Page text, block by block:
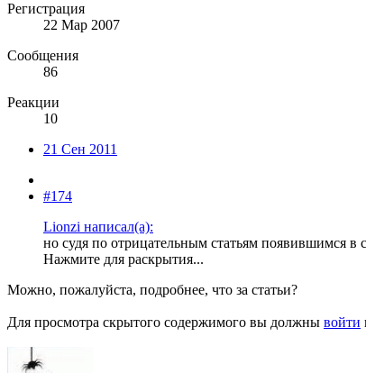
Регистрация
22 Мар 2007
Сообщения
86
Реакции
10
21 Сен 2011
#174
Lionzi написал(а):
но судя по отрицательным статьям появившимся в
Нажмите для раскрытия...
Можно, пожалуйста, подробнее, что за статьи?
Для просмотра скрытого содержимого вы должны войти